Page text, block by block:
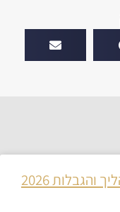
הסדר נושים: סוגים, דוגמאות, תהליך והגבלות 2026